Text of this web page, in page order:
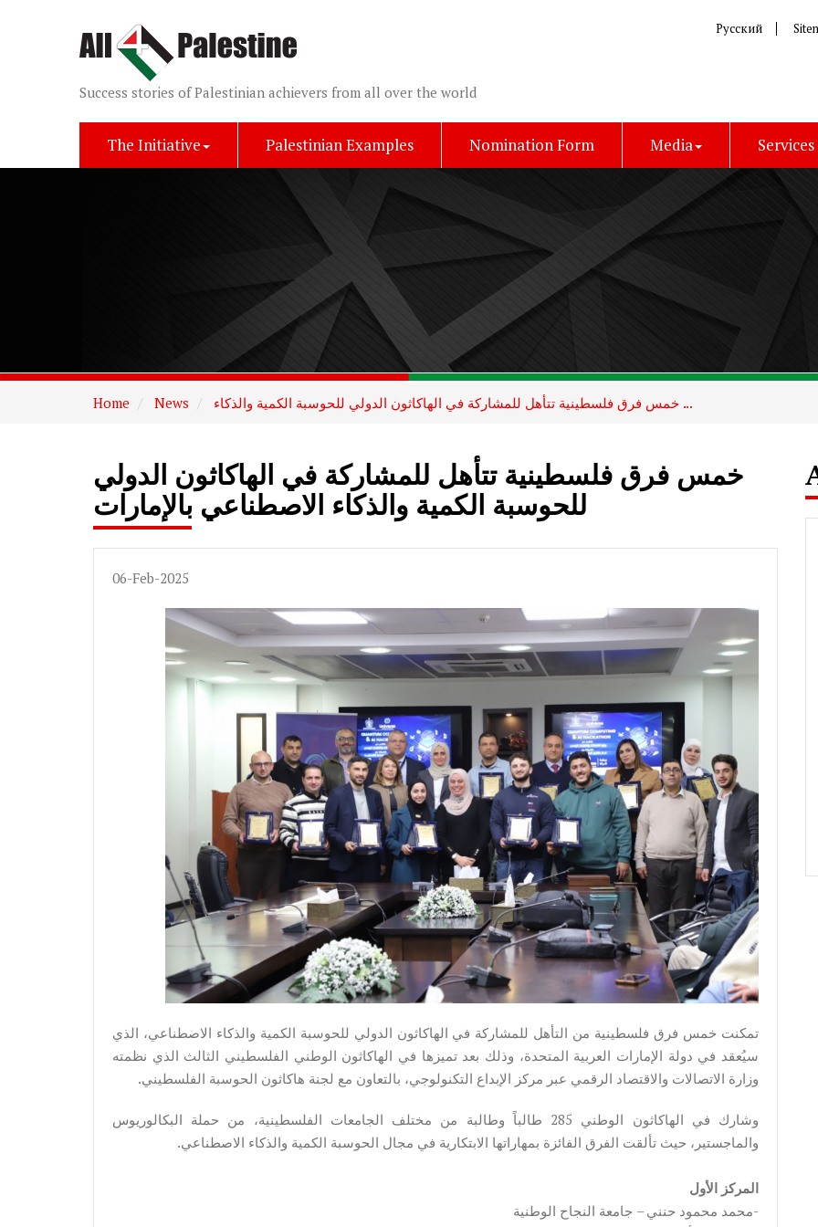
Success stories of Palestinian achievers from all over the world
Русский
The Initiative Palestinian Examples Nomination Form Media
Home News خمس فرق فلسطينية تتأهل للمشاركة في الهاكاثون الدولي للحوسبة الكمية والذكاء ...
خمس فرق فلسطينية تتأهل للمشاركة في الهاكاثون الدولي
للحوسبة الكمية والذكاء الاصطناعي بالإمارات
06-Feb-2025
تمكنت خمس فرق فلسطينية من التأهل للمشاركة في الهاكاثون الدولي للحوسبة الكمية والذكاء الاصطناعي، الذي
سيُعقد في دولة الإمارات العربية المتحدة، وذلك بعد تميزها في الهاكاثون الوطني الفلسطيني الثالث الذي نظمته
وزارة الاتصالات والاقتصاد الرقمي عبر مركز الإبداع التكنولوجي، بالتعاون مع لجنة هاكاثون الحوسبة الفلسطيني.
وشارك في الهاكاثون الوطني 285 طالباً وطالبة من مختلف الجامعات الفلسطينية، من حملة البكالوريوس
والماجستير، حيث تألقت الفرق الفائزة بمهاراتها الابتكارية في مجال الحوسبة الكمية والذكاء الاصطناعي.
المركز الأول
-محمد محمود حنني – جامعة النجاح الوطنية